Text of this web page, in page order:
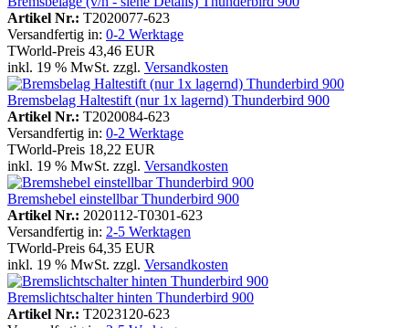
Artikel Nr.: T2020077-623
Versandfertig in: 0-2 Werktage
TWorld-Preis 43,46 EUR
inkl. 19 % MwSt. zzgl. Versandkosten
Bremsbelag Haltestift (nur 1x lagernd) Thunderbird 900
Artikel Nr.: T2020084-623
Versandfertig in: 0-2 Werktage
TWorld-Preis 18,22 EUR
inkl. 19 % MwSt. zzgl. Versandkosten
Bremshebel einstellbar Thunderbird 900
Artikel Nr.: 2020112-T0301-623
Versandfertig in: 2-5 Werktagen
TWorld-Preis 64,35 EUR
inkl. 19 % MwSt. zzgl. Versandkosten
Bremslichtschalter hinten Thunderbird 900
Artikel Nr.: T2023120-623